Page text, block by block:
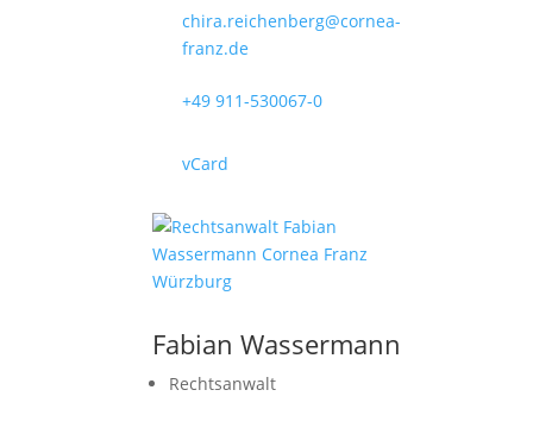
chira.reichenberg@cornea-
franz.de
+49 911-530067-0
vCard
Fabian Wassermann
Rechtsanwalt